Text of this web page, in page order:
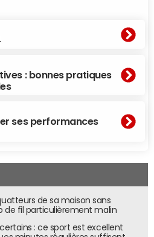
: bonnes pratiques
ses performances
de sa maison sans
de fil particulièrement malin
: ce sport est excellent